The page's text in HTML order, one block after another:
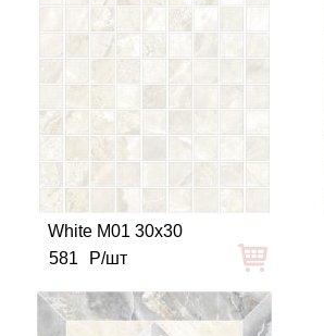
White M01 30x30
581
Р/шт